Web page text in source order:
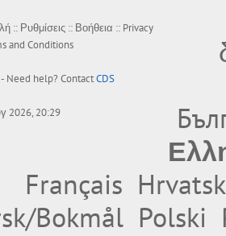
:: Ρυθμίσεις :: Βοήθεια :: Privacy
and Conditions
- Need help? ContactCDS
2026, 20:29
Français
Bokmål Polski